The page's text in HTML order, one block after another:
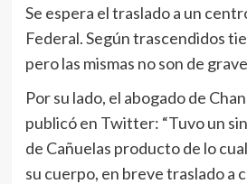
Se espera el traslado a un
Federal. Según trascendidos
pero las mismas no son de
Por su lado, el abogado de
publicó en Twitter: “Tuvo un
de Cañuelas producto de lo
su cuerpo, en breve traslado a